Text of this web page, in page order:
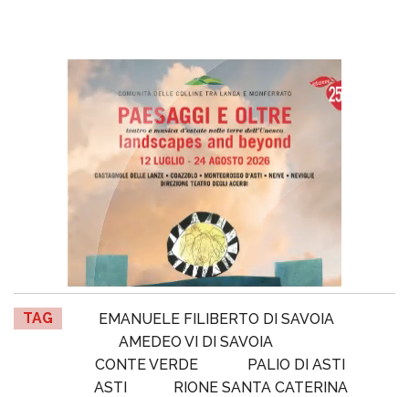
TAG
EMANUELE FILIBERTO DI SAVOIA
AMEDEO VI DI SAVOIA
CONTE VERDE
PALIO DI ASTI
ASTI
RIONE SANTA CATERINA